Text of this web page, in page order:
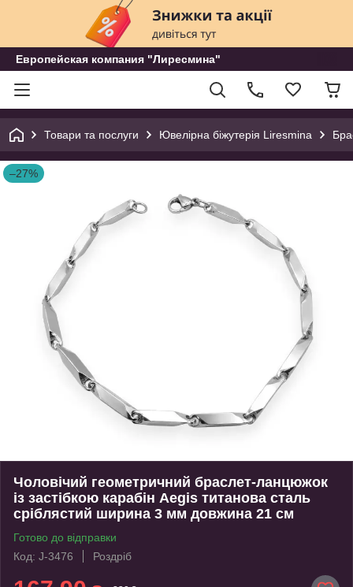
Европейская компания "Лиресмина"
Товари та послуги Ювелірна біжутерія Liresmina
–27%
Чоловічий геометричний браслет-ланцюжок
із застібкою карабін Aegis титанова сталь
сріблястий ширина 3 мм довжина 21 см
Готово до відправки
Код: J-3476
Роздріб